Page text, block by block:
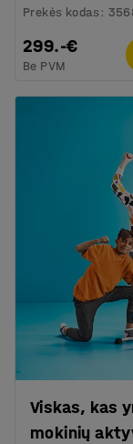
Prekės kodas :
299.-€
Be PVM
Viskas, kas
mokinių